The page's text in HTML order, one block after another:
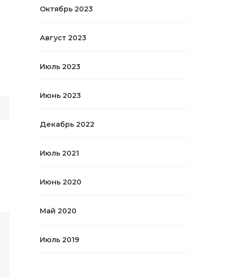
Октябрь 2023
Август 2023
Июль 2023
Июнь 2023
Декабрь 2022
Июль 2021
Июнь 2020
Май 2020
Июль 2019